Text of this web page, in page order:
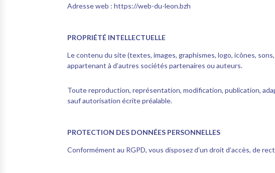
Adresse web : https://web-du-leon.bzh
PROPRIÉTÉ INTELLECTUELLE
Le contenu du site (textes, images, graphismes, logo, icônes,
appartenant à d’autres sociétés partenaires ou auteurs.
Toute reproduction, représentation, modification, publication,
sauf autorisation écrite préalable.
PROTECTION DES DONNÉES PERSONNELLES
Conformément au RGPD, vous disposez d’un droit d’accès, de